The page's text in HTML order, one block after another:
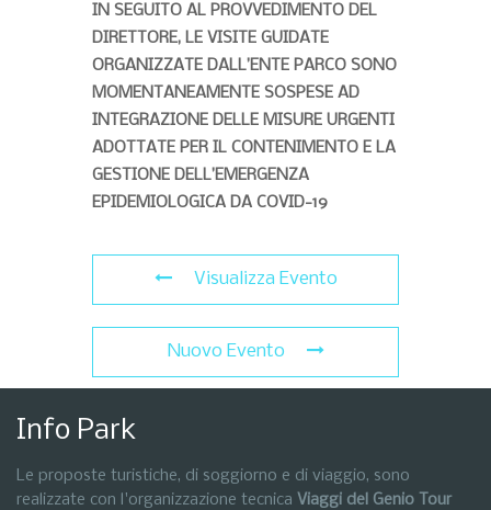
IN SEGUITO AL PROVVEDIMENTO DEL
DIRETTORE, LE VISITE GUIDATE
ORGANIZZATE DALL’ENTE PARCO SONO
MOMENTANEAMENTE SOSPESE AD
INTEGRAZIONE DELLE MISURE URGENTI
ADOTTATE PER IL CONTENIMENTO E LA
GESTIONE DELL’EMERGENZA
EPIDEMIOLOGICA DA COVID-19
Visualizza Evento
Nuovo Evento
Info Park
Le proposte turistiche, di soggiorno e di viaggio, sono
realizzate con l'organizzazione tecnica Viaggi del Genio Tour